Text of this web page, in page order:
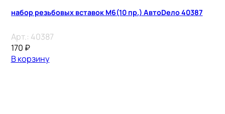
набор резьбовых вставок М6(10 пр.) АвтоDело 40387
Арт.: 40387
170 ₽
В корзину